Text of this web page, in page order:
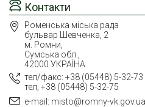
Контакти
Роменська міська рада
бульвар Шевченка, 2
м. Ромни,
Сумська обл.,
42000 УКРАЇНА
тел/факс: +38 (05448) 5-32-73
тел, +38 (05448) 5-32-75
e-mail: misto@romny-vk.gov.ua